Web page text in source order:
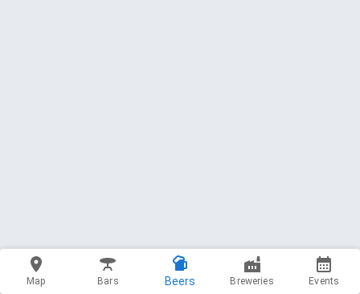
Map Bars Beers Breweries Events